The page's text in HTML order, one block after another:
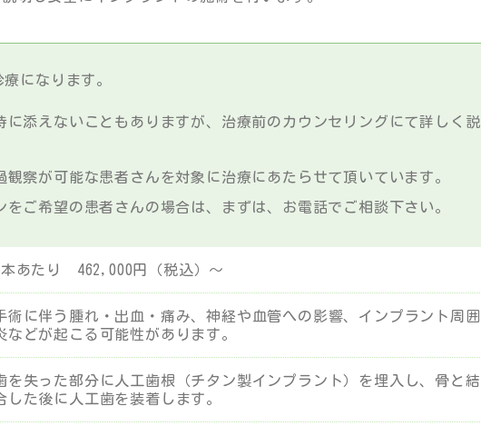
になります。
に添えないこともありますが、治療前のカウンセリングにて詳しく説
察が可能な患者さんを対象に治療にあたらせて頂いています。
ご希望の患者さんの場合は、まずは、お電話でご相談下さい。
本あたり 462,000円（税込）～
術に伴う腫れ・出血・痛み、神経や血管への影響、インプラント周囲
などが起こる可能性があります。
を失った部分に人工歯根（チタン製インプラント）を埋入し、骨と結
した後に人工歯を装着します。